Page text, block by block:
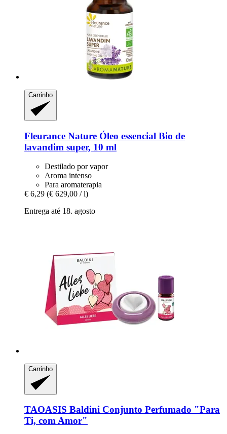
Carrinho
Fleurance Nature Óleo essencial Bio de
lavandim super, 10 ml
Destilado por vapor
Aroma intenso
Para aromaterapia
€ 6,29 (€ 629,00 / l)
Entrega até 18. agosto
Carrinho
TAOASIS Baldini Conjunto Perfumado "Para
Ti, com Amor"